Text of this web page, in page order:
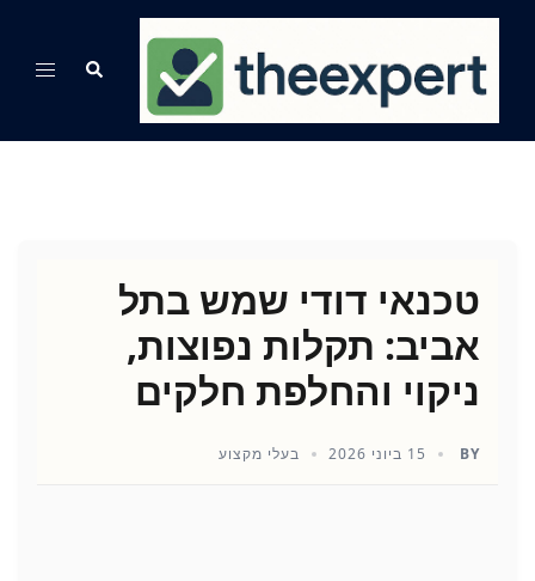
content
Search
Toggle
טכנאי דודי שמש בתל
אביב: תקלות נפוצות,
ניקוי והחלפת חלקים
BY 15 ביוני 2026 בעלי מקצוע